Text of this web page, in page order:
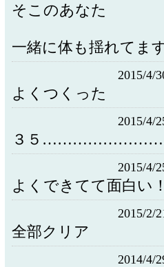
そこのあなた
一緒に体も揺れてま
2015/4/
よくつくった
2015/4/
３５
2015/4/
よくできてて面白い
2015/2/
全部クリア
2014/4/